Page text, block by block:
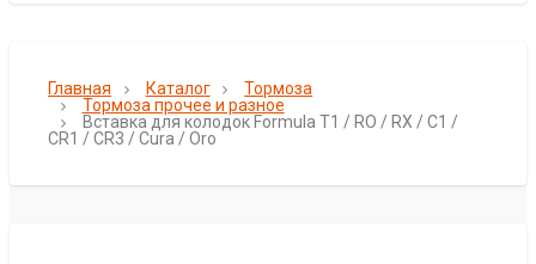
Главная Каталог
Тормоза
Тормоза прочее и разное
Вставка для колодок Formula T1 / RO / RX / C1 /
CR1 / CR3 / Cura / Oro